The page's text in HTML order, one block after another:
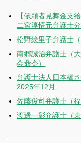
【依頼者見舞金支
二宮淳悟元弁護士
松野絵里子弁護士
南郷誠治弁護士（
会命令）
弁護士法人日本橋
2025年12月
佐藤俊司弁護士（
渡邊一彰弁護士（